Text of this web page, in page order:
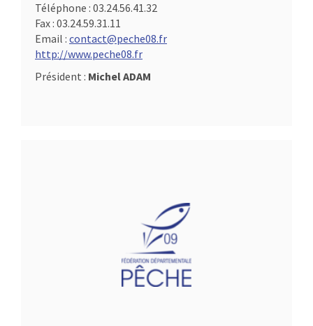
Téléphone : 03.24.56.41.32
Fax : 03.24.59.31.11
Email : contact@peche08.fr
http://www.peche08.fr
Président : Michel ADAM